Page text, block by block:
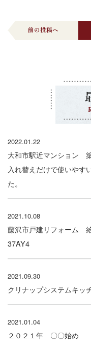
前の投稿へ
2022.01.22
大和市駅近マンション
入れ替えだけで使いやす
た。
2021.10.08
藤沢市戸建リフォーム
37AY4
2021.09.30
クリナップシステムキ
2021.01.04
２０２１年 〇〇始め